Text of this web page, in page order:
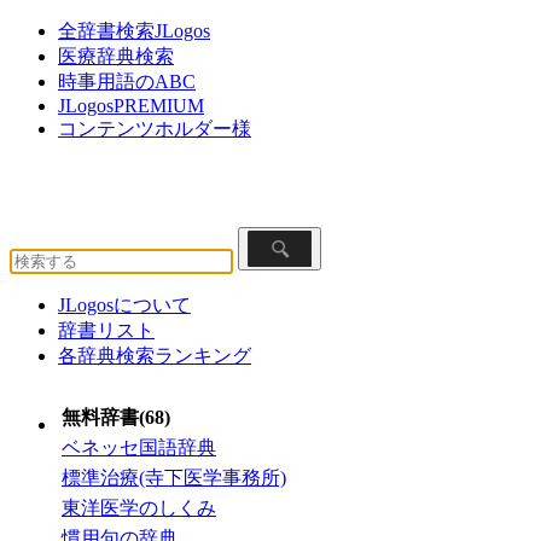
全辞書検索JLogos
医療辞典検索
時事用語のABC
JLogosPREMIUM
コンテンツホルダー様
JLogosについて
辞書リスト
各辞典検索ランキング
無料辞書(68)
ベネッセ国語辞典
標準治療(寺下医学事務所)
東洋医学のしくみ